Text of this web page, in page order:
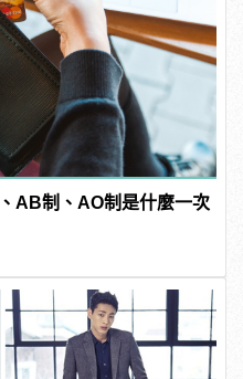
AB制、AO制是什麼一次